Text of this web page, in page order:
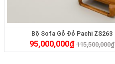
Bộ Sofa Gỗ Đỏ Pachi ZS263
95,000,000₫ 115,500,000₫